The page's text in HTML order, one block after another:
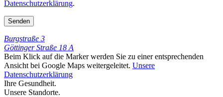
Datenschutzerklärung.
Senden
Burgstraße 3
Göttinger Straße 18 A
Beim Klick auf die Marker werden Sie zu einer entsprechenden
Ansicht bei Google Maps weitergeleitet. Unsere
Datenschutzerklärung
Ihre Gesundheit.
Unsere Standorte.